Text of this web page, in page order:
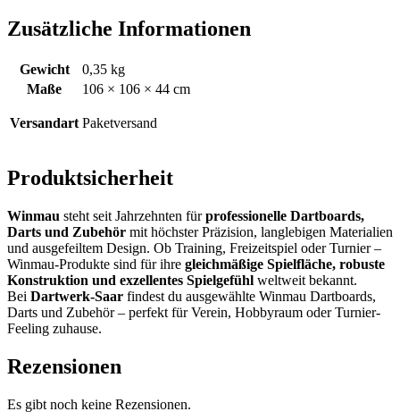
Zusätzliche Informationen
Gewicht
0,35 kg
Maße
106 × 106 × 44 cm
Versandart Paketversand
Produktsicherheit
Winmau steht seit Jahrzehnten fürprofessionelle Dartboards,
Darts und Zubehör mit höchster Präzision, langlebigen Materialien
und ausgefeiltem Design. Ob Training, Freizeitspiel oder Turnier –
Winmau-Produkte sind für ihre gleichmäßige Spielfläche, robuste
Konstruktion und exzellentes Spielgefühl weltweit bekannt.
Bei Dartwerk-Saar findest du ausgewählte Winmau Dartboards,
Darts und Zubehör – perfekt für Verein, Hobbyraum oder Turnier-
Feeling zuhause.
Rezensionen
Es gibt noch keine Rezensionen.